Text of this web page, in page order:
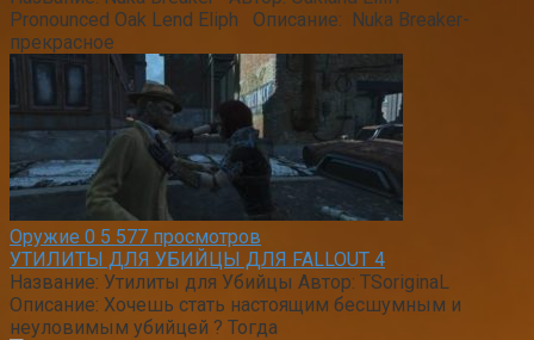
Pronounced Oak Lend Eliph Описание: Nuka Breaker-
прекрасное
Оружие 0 5 577 просмотров
УТИЛИТЫ ДЛЯ УБИЙЦЫ ДЛЯ FALLOUT 4
Название: Утилиты для Убийцы Автор: TSoriginaL
Описание: Хочешь стать настоящим бесшумным и
неуловимым убийцей ? Тогда